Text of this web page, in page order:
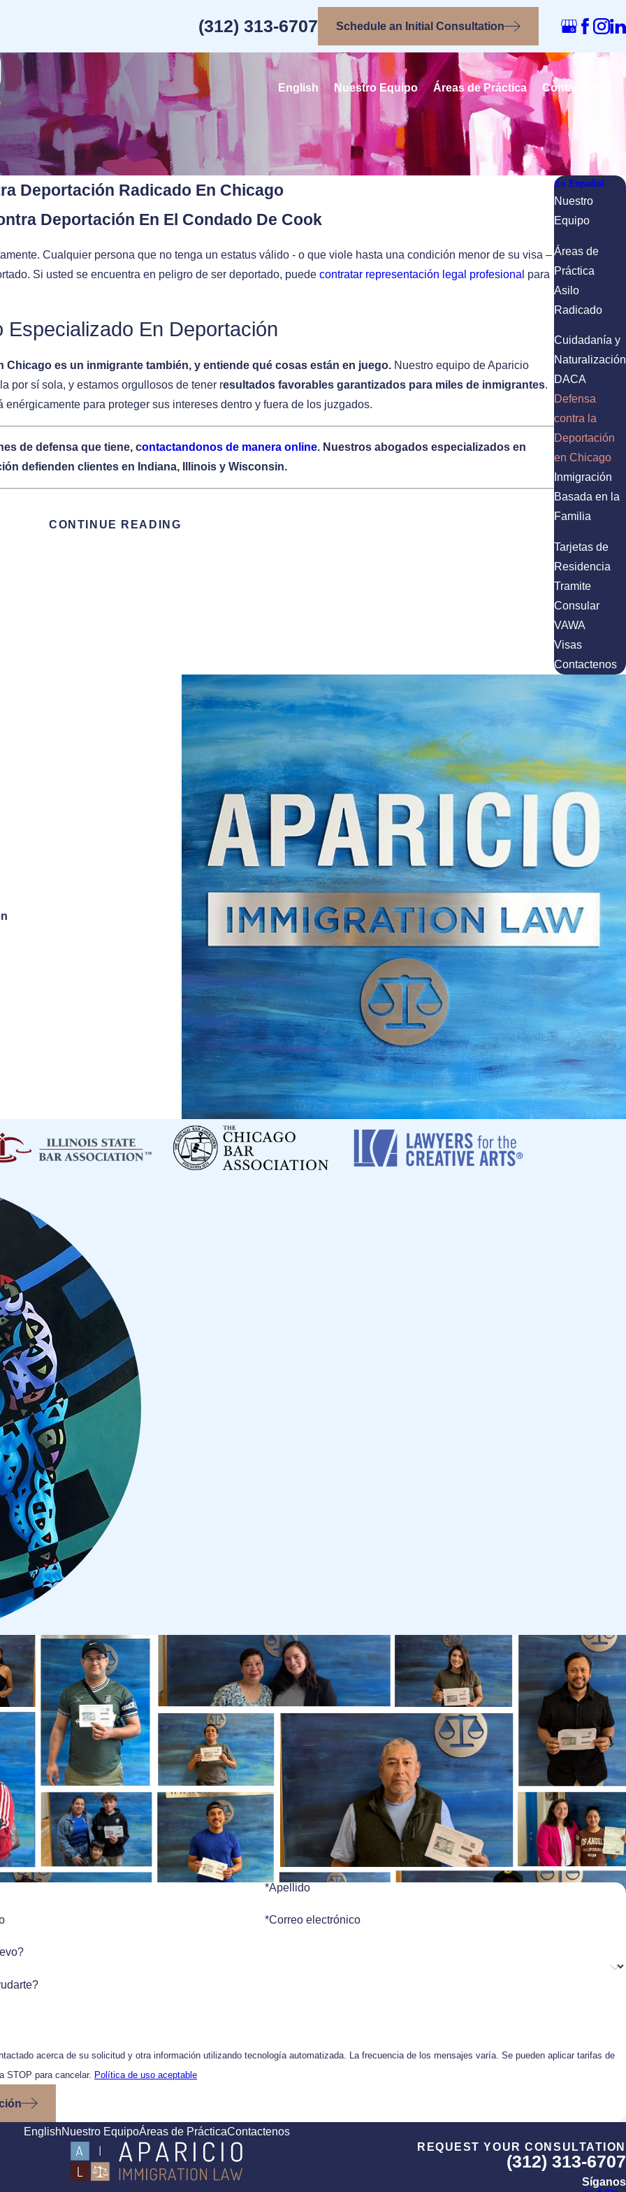
(312) 313-6707 Schedule an Initial Consultation
English Nuestro Equipo Áreas de Práctica Contactenos
Deportación Radicado En Chicago
Deportación En El Condado De Cook
Cualquier persona que no tenga un estatus válido - o que viole hasta una condición menor de su visa –
Si usted se encuentra en peligro de ser deportado, puede contratar representación legal profesional para
Especializado En Deportación
es un inmigrante también, y entiende qué cosas están en juego. Nuestro equipo de Aparicio
por sí sola, y estamos orgullosos de tener resultados favorables garantizados para miles de inmigrantes.
para proteger sus intereses dentro y fuera de los juzgados.
de defensa que tiene, contactandonos de manera online. Nuestros abogados especializados en
defienden clientes en Indiana, Illinois y Wisconsin.
Unidos
Unidos sin una visa válida, corre riesgo de ser deportado. Esto aplica para situaciones donde alguien
o escenarios donde alguien permanece más tiempo con una visa vencida. Si usted solicitó el cambio de
si no tiene otro estatus válido. Debería hacer el esfuerzo para no acumular presencias ilegales, dado
el acceso al país. Esto hace que sea mucho más complicado obtener beneficios de inmigración futuros.
los beneficios temporales y permanentes de inmigración exigen que los beneficiarios demuestren un “buen
penales descalificatorias. Los no ciudadanos, incluyendo residentes legales permanentes, pueden correr el
sujetos a deportación mientras están en los Estados Unidos.
con una visa de no inmigrante
. Muchos tipos de visas de trabajo temporal y estudios exigen que los
de origen una vez que sus visas venzan. Los beneficiarios que, posteriormente, violen esta cláusula al
homicidio, hurto, abuso sexual, soborno, tráfico de drogas, fraude y más.
un revólver y otro dispositivo destructivo es un crimen susceptible de deportación.
como, por ejemplo, abuso de un menor, negligencia o abandono infantil, acoso o violación de una orden de
que involucre sustancias ilegales es un delito susceptible de deportación. Incluso aunque no tenga una
es, en cierto modo, un concepto nebuloso definido por los jueces, los delitos de comportamiento inmoral,
moralmente e intrínsecamente incorrectas.
circunstancias únicas de su caso. Nuestro equipo de Aparicio Immigration Law trabajará de cerca con
completa, y explorar todos los caminos futuros posibles.
contra deportación lo puede ayudar a encontrar muchas estrategias defensivas, incluyendo:
o más beneficios de inmigración mientras se encuentra atravesando un proceso de deportación, podemos
logra cambiar su estatus con éxito, podrá permanecer en los Estados Unidos.
o teme ser perseguido en un futuro, por razones de su raza, nacionalidad, religión, creencias políticas o
protección de asilo como una defensa contra la deportación. Si su solicitud es aprobada, podrá permanecer
Card.
que han vivido en los Estados Unidos muchos años, a veces, pueden ser elegibles para este
condenados por un delito agravado.
a los cuerpos de seguridad en una consecuente investigación, puede llegar a permanecer en los Estados
quedarse en Estados Unidos por cuatro años, pero los beneficiarios pueden solicitar una Green Card
a “crueldad extrema” en manos de su cónyuge, padre o hijo adulto que cuenta con el estatus de
solicitar beneficios de inmigración por su cuenta, como una defensa contra la deportación.
Abogados En Defensa Contra La Deportación Radicados
Chicago tienen un conocimiento profundo de las leyes y regulaciones inmigratorias, especialmente aquellas
y experiencia que usted necesita para atravesar este complejo sistema legal. Le brindamos orientación
Gracias a nuestra experiencia, conocemos las tácticas y estrategias legales para evitar o demorar su
proceso.
a usted. Además, podemos ayudarlo a determinar otras formas de defensa contra la deportación. Estas
de inadmisibilidad. Nuestros abogados especializados en defensas contra la deportación, además,
según sus circunstancias particulares y trabajar para proteger sus derechos.
radicado en Chicago y experto en defensas contra la deportación,contactándose hoy con nosotros
. Ofrecemos servicios legales en inglés y español.
CONTINUE READING
En Español
Nuestro
Equipo
Áreas de
Práctica
Asilo
Radicado
Cuidadanía y
Naturalización
DACA
Defensa
contra la
Deportación
en Chicago
Inmigración
Basada en la
Familia
Tarjetas de
Residencia
Tramite
Consular
VAWA
Visas
Contactenos
*Apellido
*Correo electrónico
acerca de su solicitud y otra información utilizando tecnología automatizada. La frecuencia de los mensajes varía. Se pueden aplicar tarifas de
STOP para cancelar. Política de uso aceptable
EnglishNuestro EquipoÁreas de PrácticaContactenos
REQUEST YOUR CONSULTATION
(312) 313-6707
Síganos